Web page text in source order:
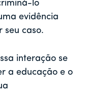
lo
evidência
seu caso.
interação se
a educação e o